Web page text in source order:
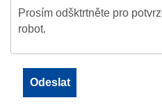
Prosím odšktrtněte pro
robot.